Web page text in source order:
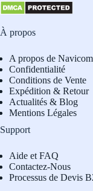
À propos
A propos de Navicom
Confidentialité
Conditions de Vente
Expédition & Retour
Actualités & Blog
Mentions Légales
Support
Aide et FAQ
Contactez-Nous
Processus de Devis